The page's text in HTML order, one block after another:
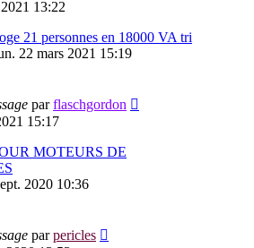
13:22
21 personnes en 18000 VA tri
22 mars 2021 15:19
parflaschgordon
15:17
MOTEURS DE
2020 10:36
parpericles